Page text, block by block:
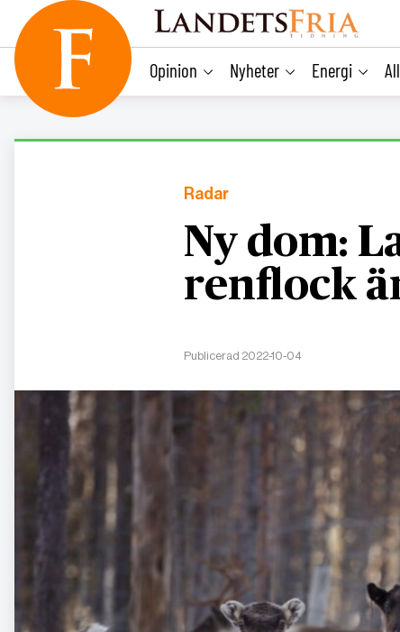
content
Opinion Nyheter Energi
Radar
Ny dom:
renflock
Publicerad 2022-10-04